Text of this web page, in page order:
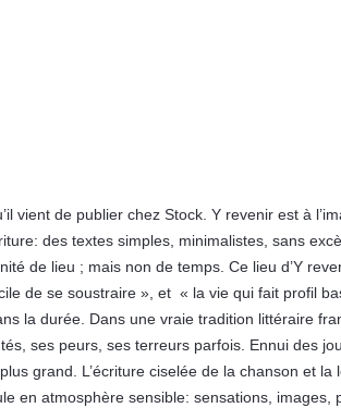
vient de publier chez Stock. Y revenir est à
des textes simples, minimalistes, sans
de lieu ; mais non de temps. Ce lieu d’Y
de se soustraire », et « la vie qui fait profil
la durée. Dans une vraie tradition littéraire
ses peurs, ses terreurs parfois. Ennui des
grand. L’écriture ciselée de la chanson et la
en atmosphère sensible: sensations, images,